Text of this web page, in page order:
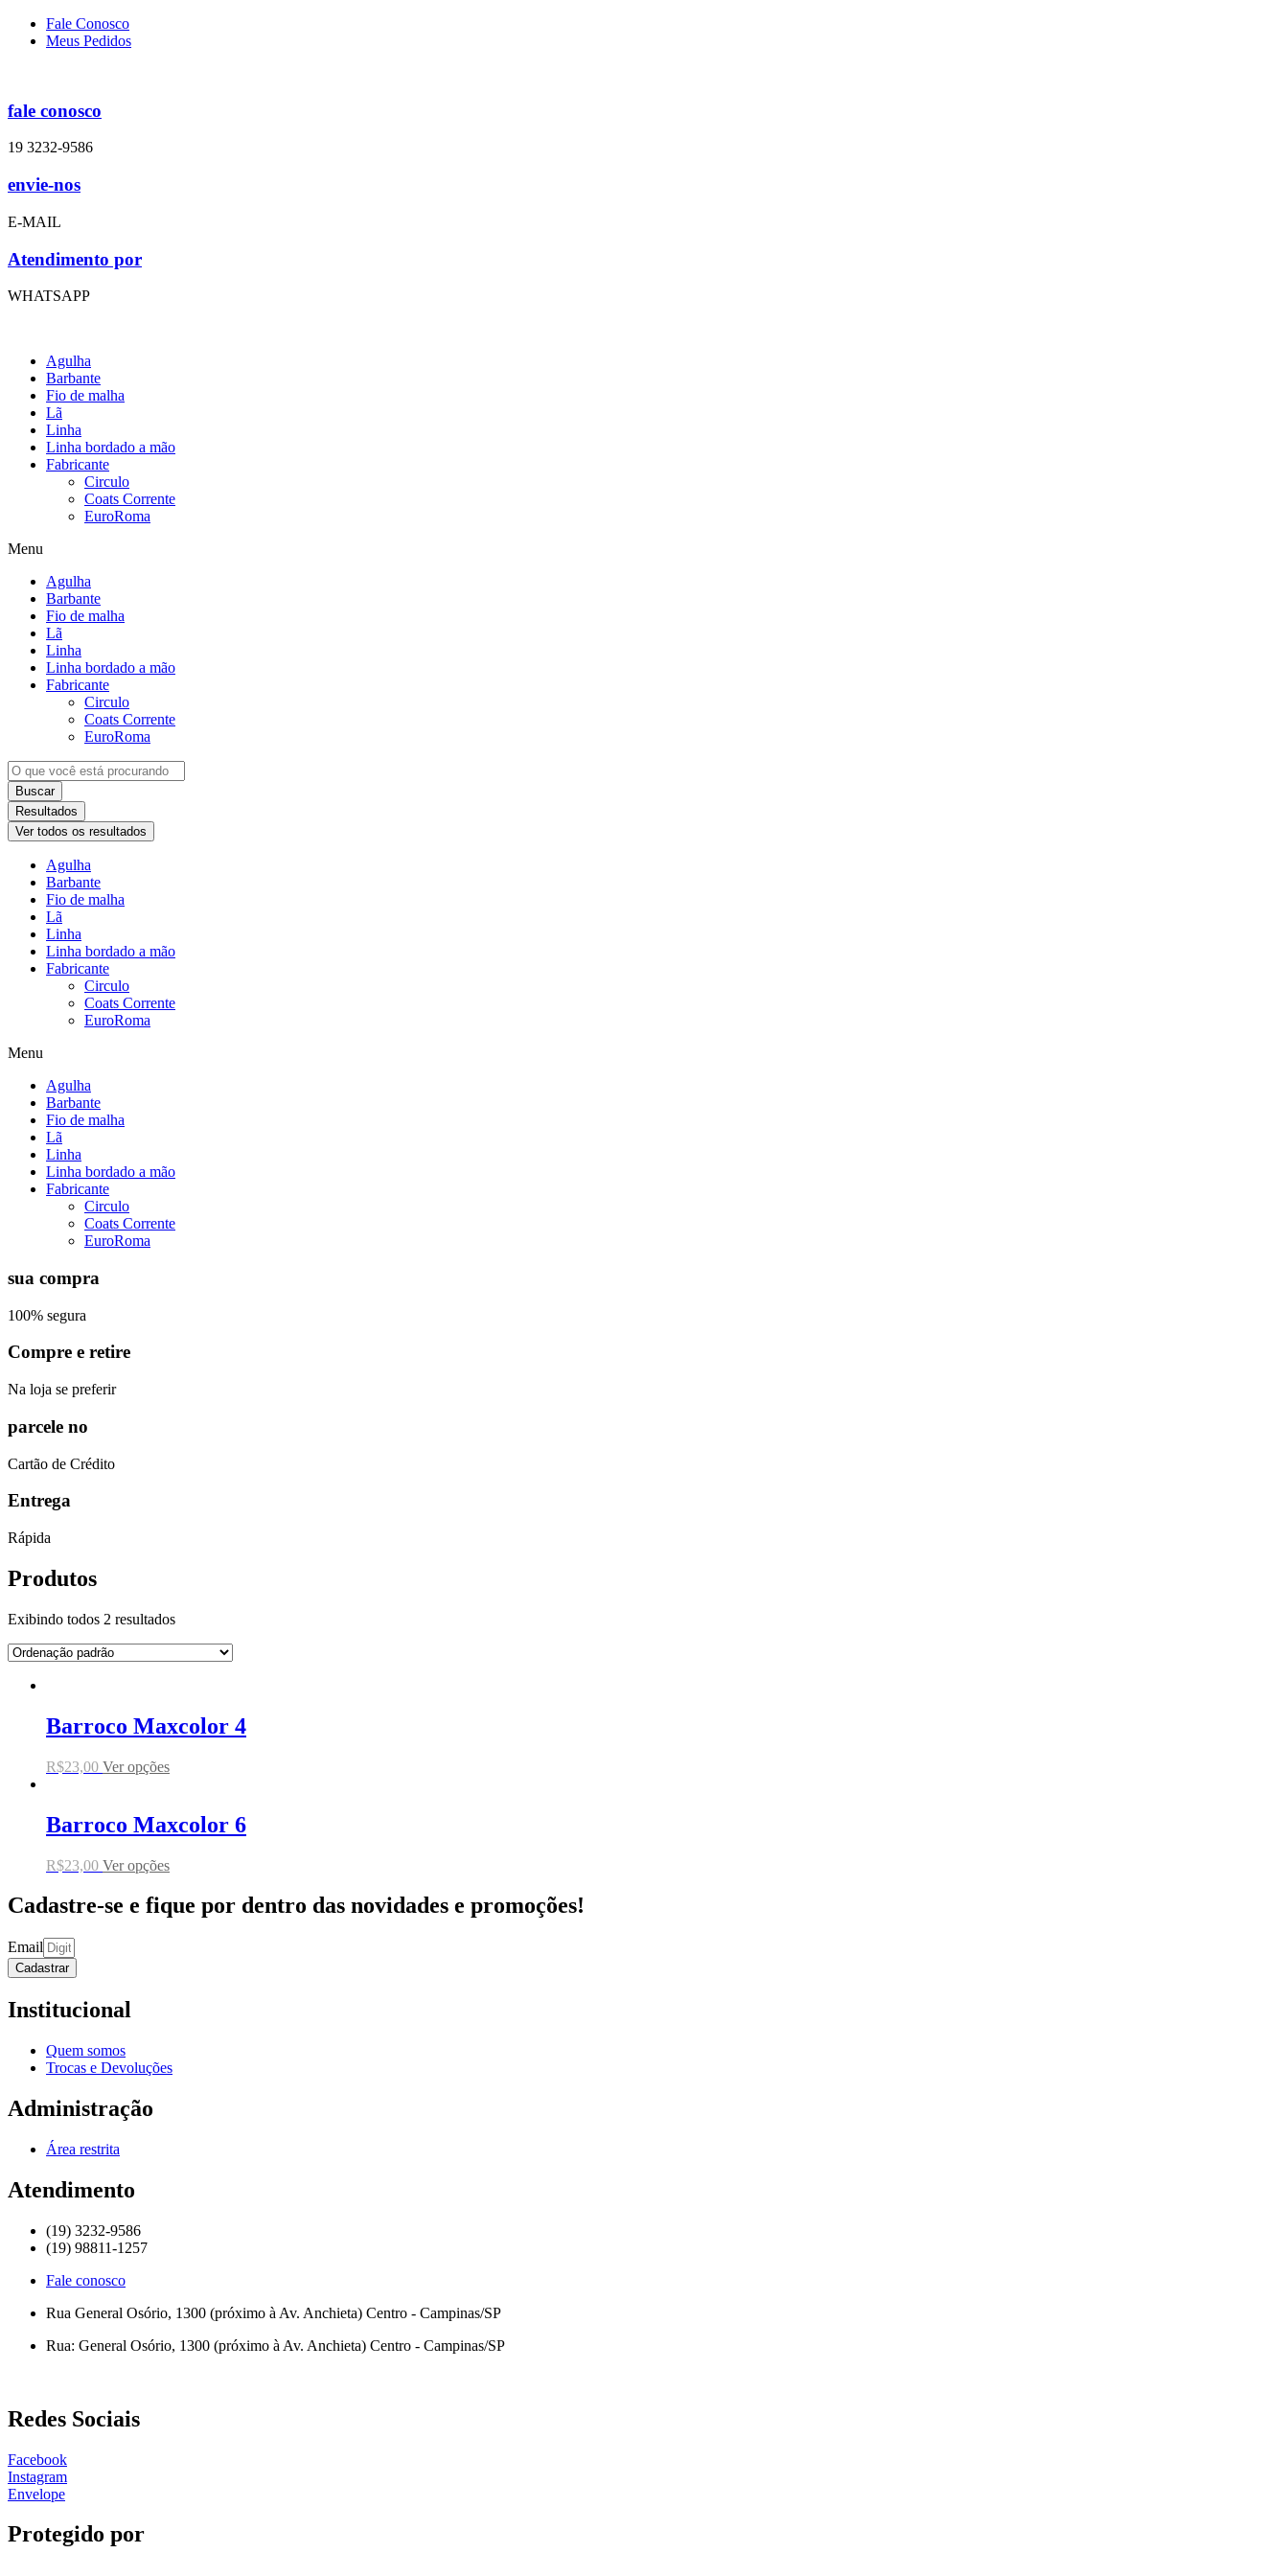
Fale Conosco
Meus Pedidos
fale conosco
19 3232-9586
envie-nos
E-MAIL
Atendimento por
WHATSAPP
Agulha
Barbante
Fio de malha
Lã
Linha
Linha bordado a mão
Fabricante
Circulo
Coats Corrente
EuroRoma
Menu
Agulha
Barbante
Fio de malha
Lã
Linha
Linha bordado a mão
Fabricante
Circulo
Coats Corrente
EuroRoma
Buscar
Resultados
Ver todos os resultados
Agulha
Barbante
Fio de malha
Lã
Linha
Linha bordado a mão
Fabricante
Circulo
Coats Corrente
EuroRoma
Menu
Agulha
Barbante
Fio de malha
Lã
Linha
Linha bordado a mão
Fabricante
Circulo
Coats Corrente
EuroRoma
sua compra
100% segura
Compre e retire
Na loja se preferir
parcele no
Cartão de Crédito
Entrega
Rápida
Produtos
Exibindo todos 2 resultados
Barroco Maxcolor 4
R$23,00 Ver opções
Barroco Maxcolor 6
R$23,00 Ver opções
Cadastre-se e fique por dentro das novidades e promoções!
Email
Cadastrar
Institucional
Quem somos
Trocas e Devoluções
Administração
Área restrita
Atendimento
(19) 3232-9586
(19) 98811-1257
Fale conosco
Rua General Osório, 1300 (próximo à Av. Anchieta) Centro - Campinas/SP
Rua: General Osório, 1300 (próximo à Av. Anchieta) Centro - Campinas/SP
Redes Sociais
Facebook
Instagram
Envelope
Protegido por